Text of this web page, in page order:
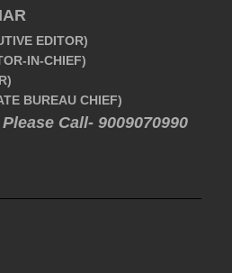
EDITOR)
IN-CHIEF)
BUREAU CHIEF)
Call- 9009070990